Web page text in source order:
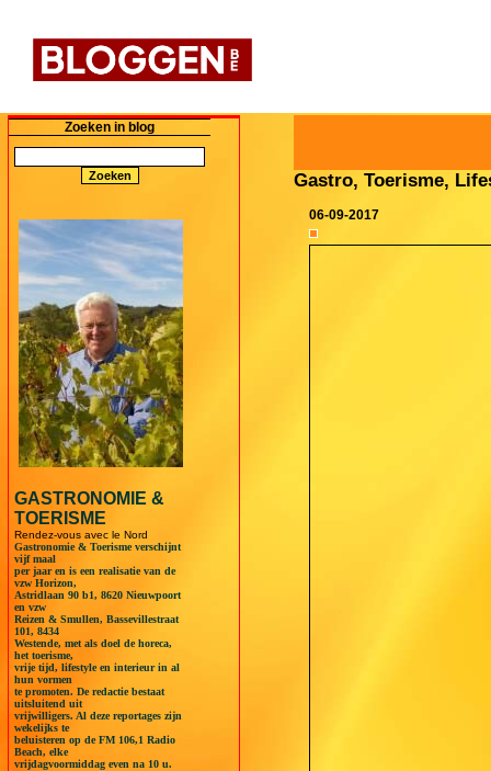
Zoeken in blog
GASTRONOMIE &
TOERISME
Rendez-vous avec le Nord
Gastronomie & Toerisme verschijnt
vijf maal
per jaar en is een realisatie van de
vzw Horizon,
Astridlaan 90 b1, 8620 Nieuwpoort
en vzw
Reizen & Smullen, Bassevillestraat
101, 8434
Westende, met als doel de horeca,
het toerisme,
vrije tijd, lifestyle en interieur in al
hun vormen
te promoten. De redactie bestaat
uitsluitend uit
vrijwilligers. Al deze reportages zijn
wekelijks te
beluisteren op de FM 106,1 Radio
Beach, elke
vrijdagvoormiddag even na 10 u.
Gastro, Toerisme,
06-09-2017